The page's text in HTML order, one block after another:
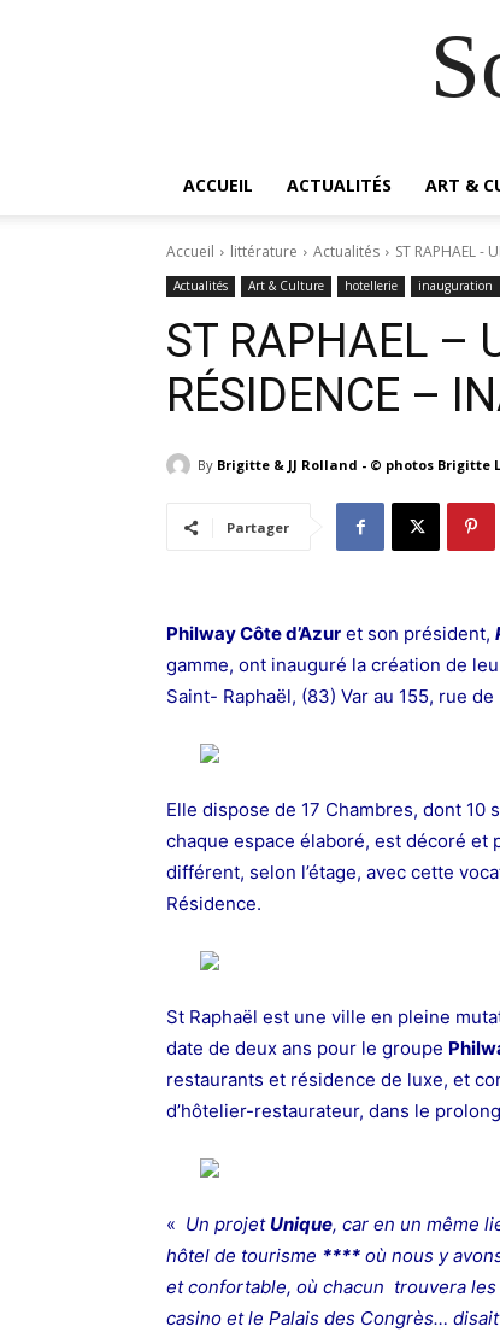
ACCUEIL ACTUALITÉS ART &
Accueil littérature Actualités ST RAPHAEL -
Actualités Art & Culture hotellerie inauguration
ST RAPHAEL –
RÉSIDENCE –
By Brigitte & JJ Rolland - © photos Brigitte
Partager
Philway Côte d’Azur et son président,
gamme, ont inauguré la création de
Saint- Raphaël, (83) Var au 155, rue
Elle dispose de 17 Chambres, dont 10
chaque espace élaboré, est décoré et
différent, selon l’étage, avec cette
Résidence.
St Raphaël est une ville en pleine
date de deux ans pour le groupe
restaurants et résidence de luxe, et
d’hôtelier-restaurateur, dans le
« Un projetUnique, car en un même
hôtel de tourisme **** où nous y
et confortable, où chacun trouvera
casino et le Palais des Congrès… disait